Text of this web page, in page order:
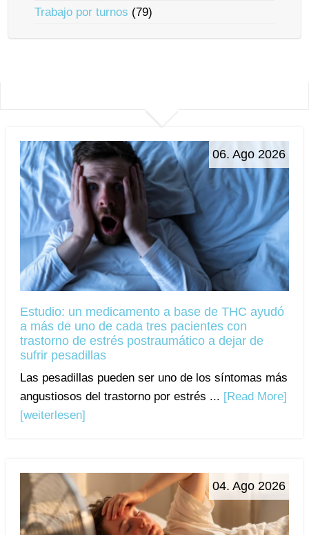
Trabajo por turnos (79)
06. Ago 2026
Estudio: un medicamento a base de THC ayudó
a más de uno de cada tres pacientes con
trastorno de estrés postraumático a dejar de
sufrir pesadillas
Las pesadillas pueden ser uno de los síntomas más
angustiosos del trastorno por estrés ... [Read More]
[weiterlesen]
04. Ago 2026